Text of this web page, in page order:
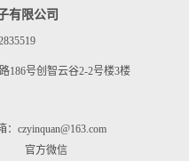
有限公司
186号创智云谷2-2号楼3楼
：czyinquan@163.com
官方微信